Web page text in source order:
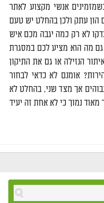
אנשי מקצוע לאתר
הון עתק ולכן בהחלט יש טעם
לא רק כמה יגבה מכם איש
גם מה הוא מציע לכם במסגרת
הנזילה או גם את התיקון
אומנם לא כדאי לבחור
אך מצד שני, בהחלט לא
נמוך כי לא אחת זה יעיד